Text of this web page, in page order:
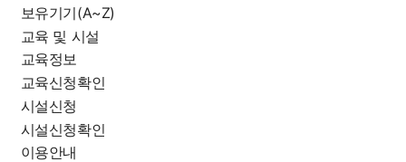
보유기기(A~Z)
교육 및 시설
교육정보
교육신청확인
시설신청
시설신청확인
이용안내